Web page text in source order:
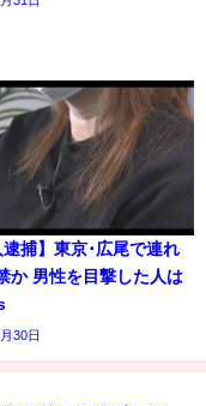
逮捕】東京･広尾で連れ
か 男性を目撃した人は
30日